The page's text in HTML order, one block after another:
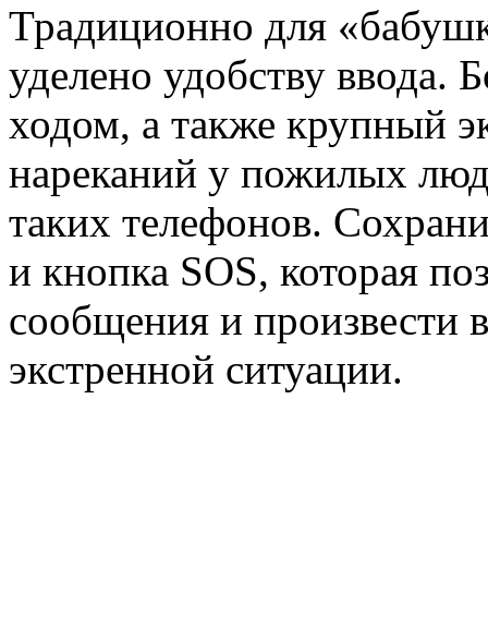
Традиционно для
уделено удобству ввода.
ходом, а также крупный
нареканий у пожилых
таких телефонов.
и кнопка SOS, которая
сообщения и произвести
экстренной ситуации.